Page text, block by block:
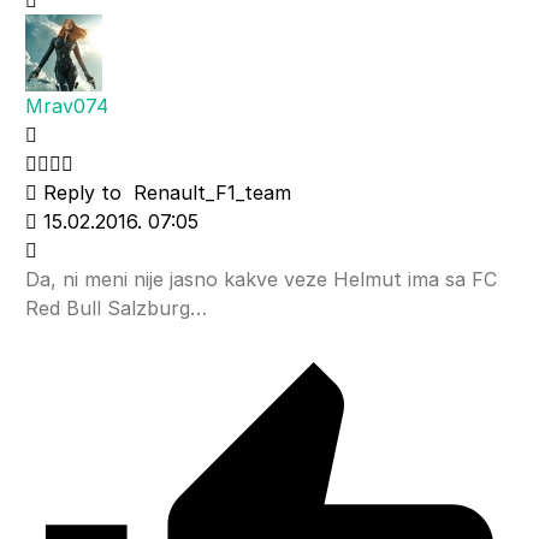
Mrav074
Reply to Renault_F1_team
15.02.2016. 07:05
Da, ni meni nije jasno kakve veze Helmut ima sa FC
Red Bull Salzburg…